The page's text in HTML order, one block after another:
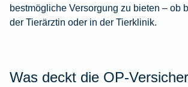
bestmögliche Versorgung zu bieten – ob
der Tierärztin oder in der Tierklinik.
Was deckt die OP-